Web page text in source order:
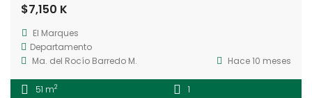
$7,150 K
El Marques
Departamento
Ma. del Rocío Barredo M.
Hace 10 meses
51 m2 1